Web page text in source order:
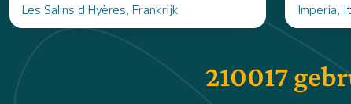
Les Salins d'Hyères, Frankrijk Imperia,
210017